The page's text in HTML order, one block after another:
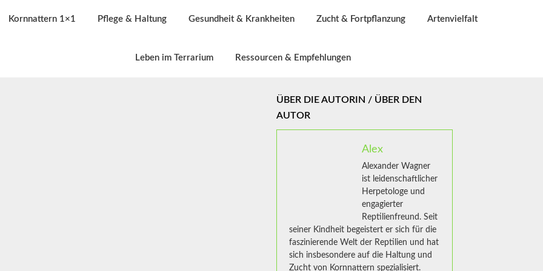
Kornnattern 1×1 Pflege & Haltung Gesundheit & Krankheiten Zucht & Fortpflanzung Artenvielfalt
Leben im Terrarium Ressourcen & Empfehlungen
ÜBER DIE AUTORIN / ÜBER DEN
AUTOR
Alex
Alexander Wagner
ist leidenschaftlicher
Herpetologe und
engagierter
Reptilienfreund. Seit
seiner Kindheit begeistert er sich für die
faszinierende Welt der Reptilien und hat
sich insbesondere auf die Haltung und
Zucht von Kornnattern spezialisiert.